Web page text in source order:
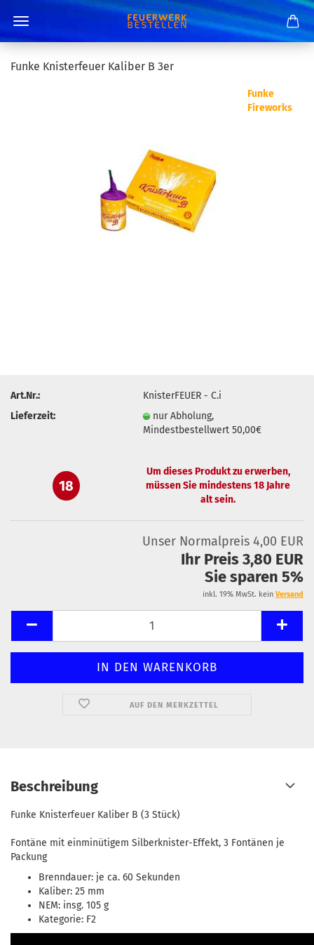
Funke Knisterfeuer Kaliber B 3er
Funke
Fireworks
Art.Nr.:
KnisterFEUER - C.i
Lieferzeit:
nur Abholung,
Mindestbestellwert 50,00€
18
Um dieses Produkt zu erwerben,
müssen Sie mindestens 18 Jahre
alt sein.
Unser Normalpreis 4,00 EUR
Ihr Preis 3,80 EUR
Sie sparen 5%
inkl. 19% MwSt. kein Versand
AUF DEN MERKZETTEL
Beschreibung
Funke Knisterfeuer Kaliber B (3 Stück)
Fontäne mit einminütigem Silberknister-Effekt, 3 Fontänen je
Packung
Brenndauer: je ca. 60 Sekunden
Kaliber: 25 mm
NEM: insg. 105 g
Kategorie: F2